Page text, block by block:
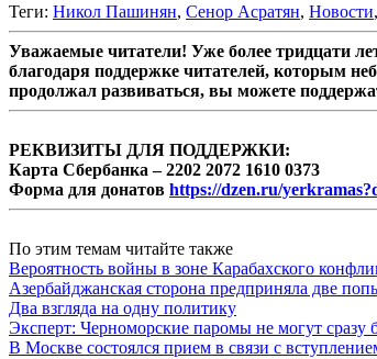
Теги: Никол Пашинян, Сенор Асратян, Новости,
Уважаемые читатели! Уже более тридцати
благодаря поддержке читателей, которым
продолжал развиваться, вы можете
РЕКВИЗИТЫ ДЛЯ ПОДДЕРЖКИ:
Карта Сбербанка – 2202 2072 1610 0373
Форма для донатов https://dzen.ru/
По этим темам читайте также
Вероятность войны в зоне Карабахского
Азербайджанская сторона предприняла две
Два взгляда на одну политику
Эксперт: Черноморские паромы не могут сразу
В Москве состоялся прием в связи с